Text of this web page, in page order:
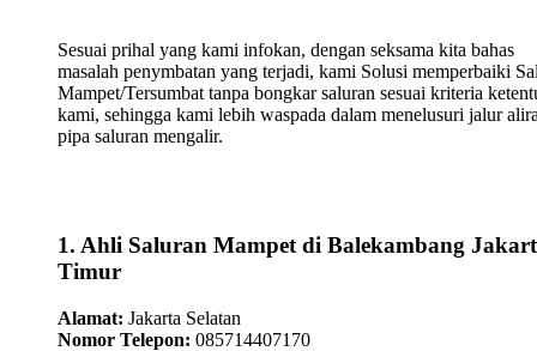
Sesuai prihal yang kami infokan, dengan seksama kita bahas
masalah penymbatan yang terjadi, kami Solusi memperbaiki
Mampet/Tersumbat tanpa bongkar saluran sesuai kriteria
kami, sehingga kami lebih waspada dalam menelusuri jalur
pipa saluran mengalir.
1. Ahli Saluran Mampet di Balekambang
Timur
Alamat: Jakarta Selatan
Nomor Telepon: 085714407170